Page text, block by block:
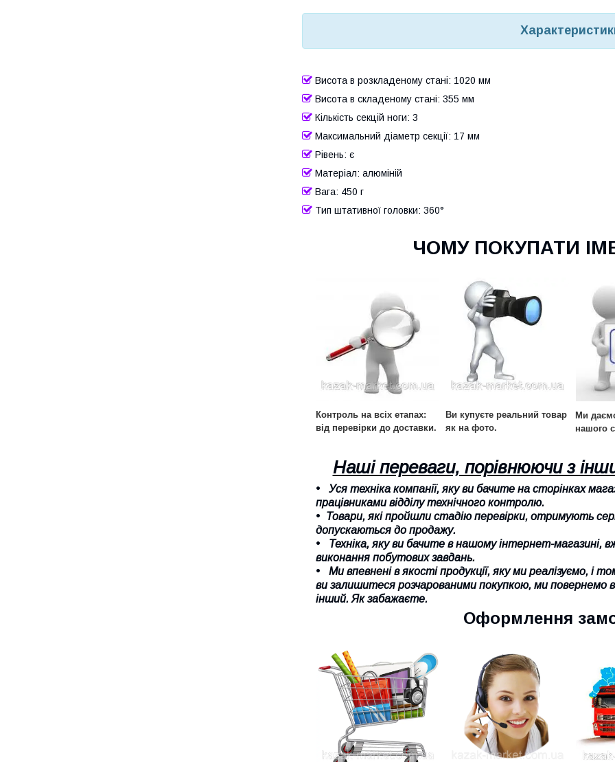
Висота в розкладеному стані: 1020 мм
Висота в складеному стані: 355 мм
Кількість секцій ноги: 3
Максимальний діаметр секції: 17 мм
Рівень: є
Матеріал: алюміній
Вага: 450 г
Тип штативної головки: 360°
ЧОМУ ПОКУПАТИ
Контроль на всіх етапах:
від перевірки до доставки.
Ви купуєте реальний товар
як на фото.
Ми
нашого
Наші переваги, порівнюючи з
Уся техніка компанії, яку ви бачите на сторінках
працівниками відділу технічного контролю.
Товари, які пройшли стадію перевірки, отримують
допускаються до продажу.
Техніка, яку ви бачите в нашому інтернет-магазині,
виконання побутових завдань.
Ми впевнені в якості продукції, яку ми реалізуємо, і
ви залишитеся розчарованими покупкою, ми повернемо
інший. Як забажаєте.
Оформлення